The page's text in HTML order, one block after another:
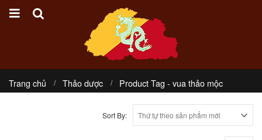
Trang chủ Thảo dược Product Tag - vua thảo mộc
Sort By: